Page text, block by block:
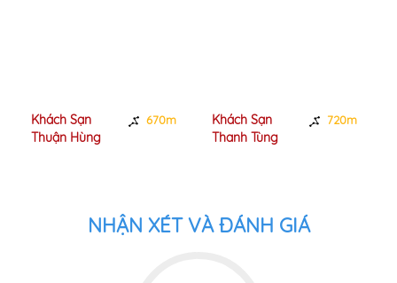
Khách Sạn
Thuận Hùng
670m
Khách Sạn
Thanh Tùng
720m
NHẬN XÉT VÀ ĐÁNH GIÁ